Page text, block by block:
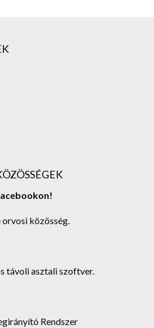
közösség.
távoli asztali szoftver.
Rendszer